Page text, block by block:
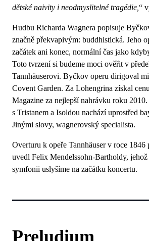
dětské naivity i neodmyslitelné tragédie, “
Hudbu Richarda Wagnera popisuje
značně překvapivým: buddhistická. Jeho
začátek ani konec, normální čas jako
Toto tvrzení si budeme moci ověřit v
Tannhäuserovi. Byčkov operu dirigoval
Covent Garden. Za Lohengrina získal
Magazine za nejlepší nahrávku roku
s Tristanem a Isoldou nachází uprostřed
Jinými slovy, wagnerovský specialista.
Overturu k opeře Tannhäuser v roce 1846
uvedl Felix Mendelssohn-Bartholdy,
symfonii uslyšíme na začátku koncertu.
Preludium